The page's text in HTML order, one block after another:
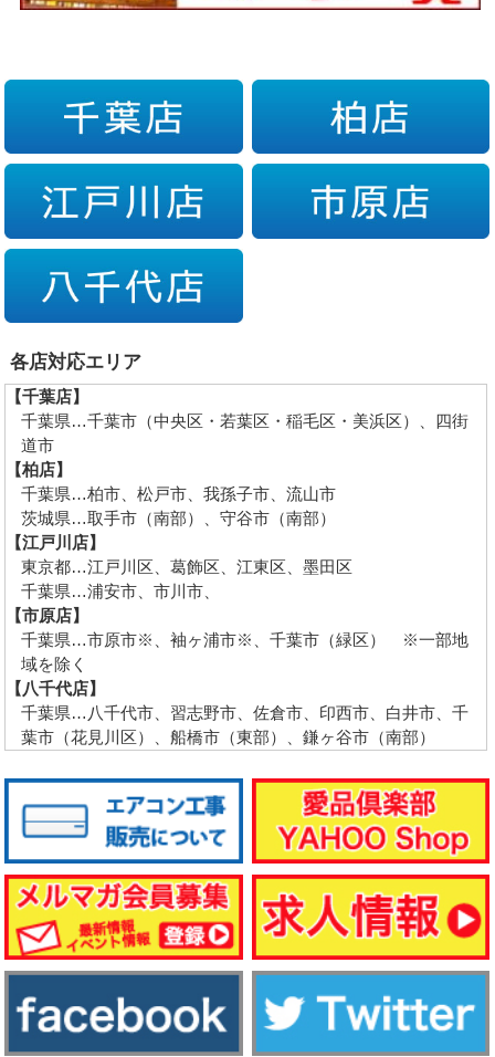
各店対応エリア
【千葉店】
千葉県…千葉市（中央区・若葉区・稲毛区・美浜区）、四街
道市
【柏店】
千葉県…柏市、松戸市、我孫子市、流山市
茨城県…取手市（南部）、守谷市（南部）
【江戸川店】
東京都…江戸川区、葛飾区、江東区、墨田区
千葉県…浦安市、市川市、
【市原店】
千葉県…市原市※、袖ヶ浦市※、千葉市（緑区） ※一部地
域を除く
【八千代店】
千葉県…八千代市、習志野市、佐倉市、印西市、白井市、千
葉市（花見川区）、船橋市（東部）、鎌ヶ谷市（南部）